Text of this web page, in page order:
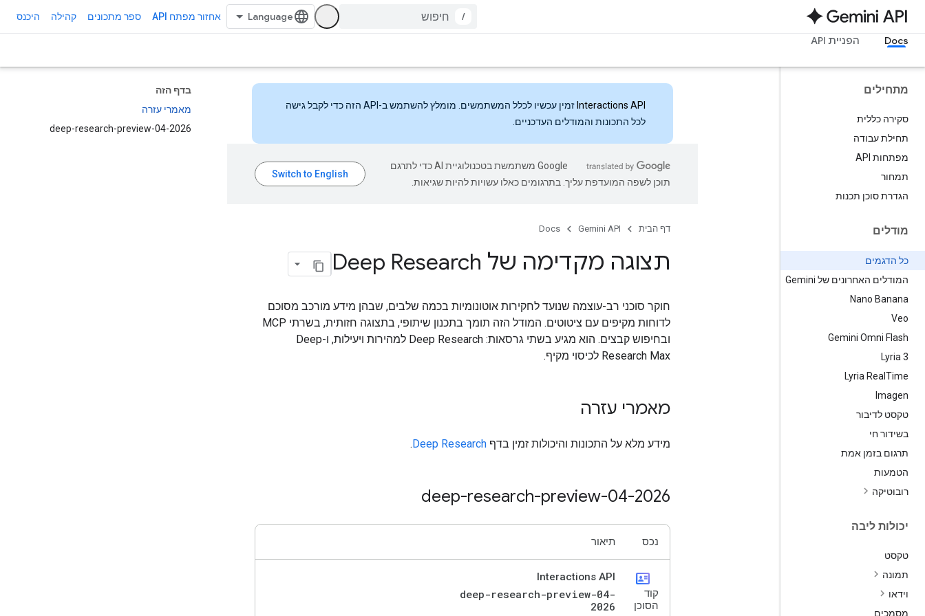
/ אחזור מפתח API ספר מתכונים קהילה היכנס
Docs הפניית API
מתחילים
סקירה כללית
תחילת עבודה
מפתחות API
תמחור
הגדרת סוכן תכנות
מודלים
כל הדגמים
המודלים האחרונים של Gemini
Nano Banana
Veo
Gemini Omni Flash
Lyria 3
Lyria Real Time
Imagen
טקסט לדיבור
בשידור חי
תרגום בזמן אמת
הטמעות
רובוטיקה
יכולות ליבה
טקסט
תמונה
וידאו
מסמכים
בדף הזה
מאמרי עזרה
deep-research-preview-04-2026
Interactions API
זמין עכשיו לכלל המשתמשים. מומלץ להשתמש ב-API הזה כדי לקבל גישה
לכל התכונות והמודלים העדכניים.
‫Google משתמשת בטכנולוגיית AI כדי לתרגם
תוכן לשפה המועדפת עליך. בתרגומים כאלו עשויות להיות שגיאות.
דף הבית Gemini API
Docs
תצוגה מקדימה של Deep Research
חוקר סוכני רב-עוצמה שנועד לחקירות אוטונומיות בכמה שלבים, שבהן מידע מורכב מסוכם
לדוחות מקיפים עם ציטוטים. המודל הזה תומך בתכנון שיתופי, בתצוגה חזותית, בשרתי MCP
ובחיפוש קבצים. הוא מגיע בשתי גרסאות: Deep Research למהירות ויעילות, ו-Deep
Research Max לכיסוי מקיף.
מאמרי עזרה
מידע מלא על התכונות והיכולות זמין בדף Deep Research
.
deep-research-preview-04-2026
נכס תיאור
id_card
קוד
הסוכן
Interactions API
deep-research-preview-04-
2026